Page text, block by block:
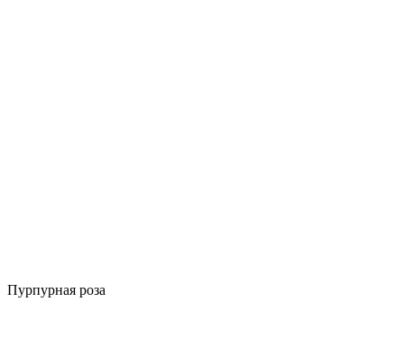
Пурпурная роза